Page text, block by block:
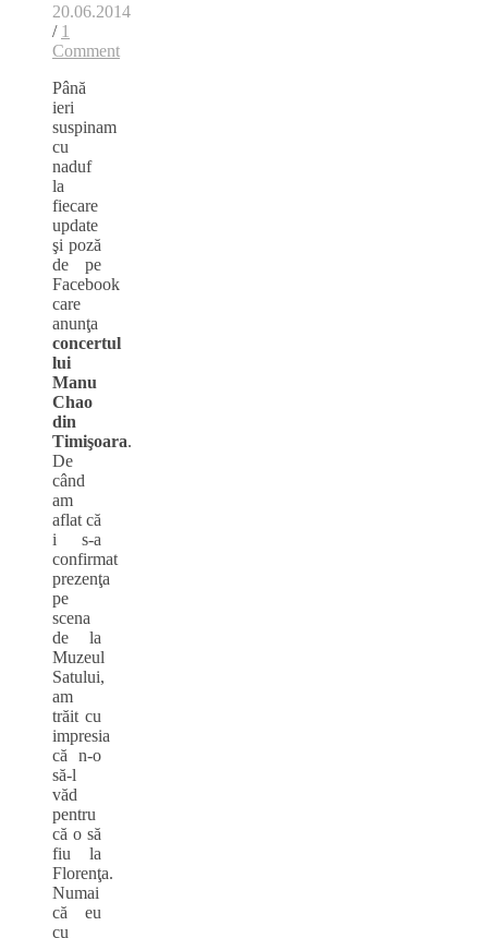
20.06.2014
/ 1
Comment
Până
ieri
suspinam
cu
naduf
la
fiecare
update
şi poză
de pe
Facebook
care
anunţa
concertul
lui
Manu
Chao
din
Timişoara.
De
când
am
aflat că
i s-a
confirmat
prezenţa
pe
scena
de la
Muzeul
Satului,
am
trăit cu
impresia
că n-o
să-l
văd
pentru
că o să
fiu la
Florenţa.
Numai
că eu
cu